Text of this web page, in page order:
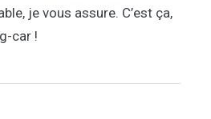
je vous assure. C’est ça,
car !